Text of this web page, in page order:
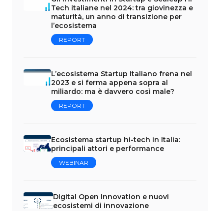
Tech italiane nel 2024: tra giovinezza e
maturità, un anno di transizione per
l’ecosistema
REPORT
L’ecosistema Startup Italiano frena nel
2023 e si ferma appena sopra al
miliardo: ma è davvero così male?
REPORT
Ecosistema startup hi-tech in Italia:
principali attori e performance
WEBINAR
Digital Open Innovation e nuovi
ecosistemi di innovazione